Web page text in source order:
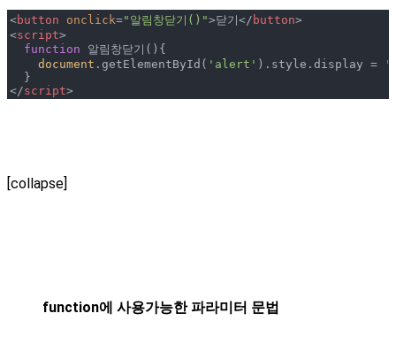
<button onclick="알림창닫기()">닫기</ button>
<script>
function 알림창닫기( ) {
document .getElementById( 'alert' ).style.display =
</script>
[collapse]
function에 사용가능한 파라미터 문법